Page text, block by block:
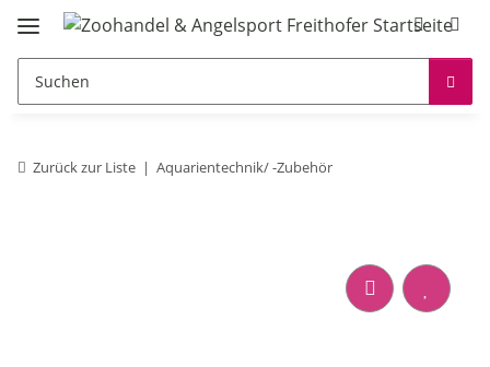
Zurück zur Liste Aquarientechnik/ -Zubehör